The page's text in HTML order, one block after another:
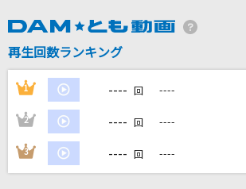
[生音]シルエット・ロマンス
大橋純子
DAMの新曲・ランキングなど
カラオケ最新情報をチェック！
再生回数ランキング
1 ---- 回 ----
2 ---- 回 ----
3 ---- 回 ----